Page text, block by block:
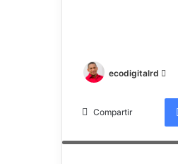
ecodigitalrd
Compartir
Darlin Mercado, descrito